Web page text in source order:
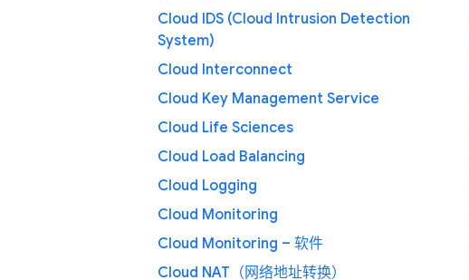
Cloud IDS (Cloud Intrusion Detection
System)
Cloud Interconnect
Cloud Key Management Service
Cloud Life Sciences
Cloud Load Balancing
Cloud Logging
Cloud Monitoring
Cloud Monitoring – 软件
Cloud NAT（网络地址转换）